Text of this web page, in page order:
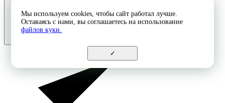
Мы используем cookies, чтобы сайт работал лучше.
Оставаясь с нами, вы соглашаетесь на использование
файлов куки.
✓